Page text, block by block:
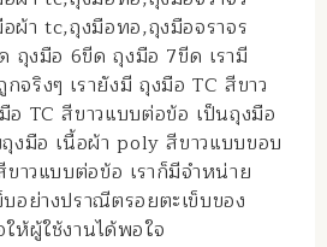
ผ้า tc,ถุงมือทอ,ถุงมือจราจร
ถุงมือ 6ขีด ถุงมือ 7ขีด เรามี
จริงๆ เรายังมี ถุงมือ TC สีขาว
TC สีขาวแบบต่อข้อ เป็นถุงมือ
งมือ เนื้อผ้า poly สีขาวแบบขอบ
าวแบบต่อข้อ เราก็มีจำหน่าย
อย่างปราณีตรอยตะเข็บของ
ห้ผู้ใช้งานได้พอใจ